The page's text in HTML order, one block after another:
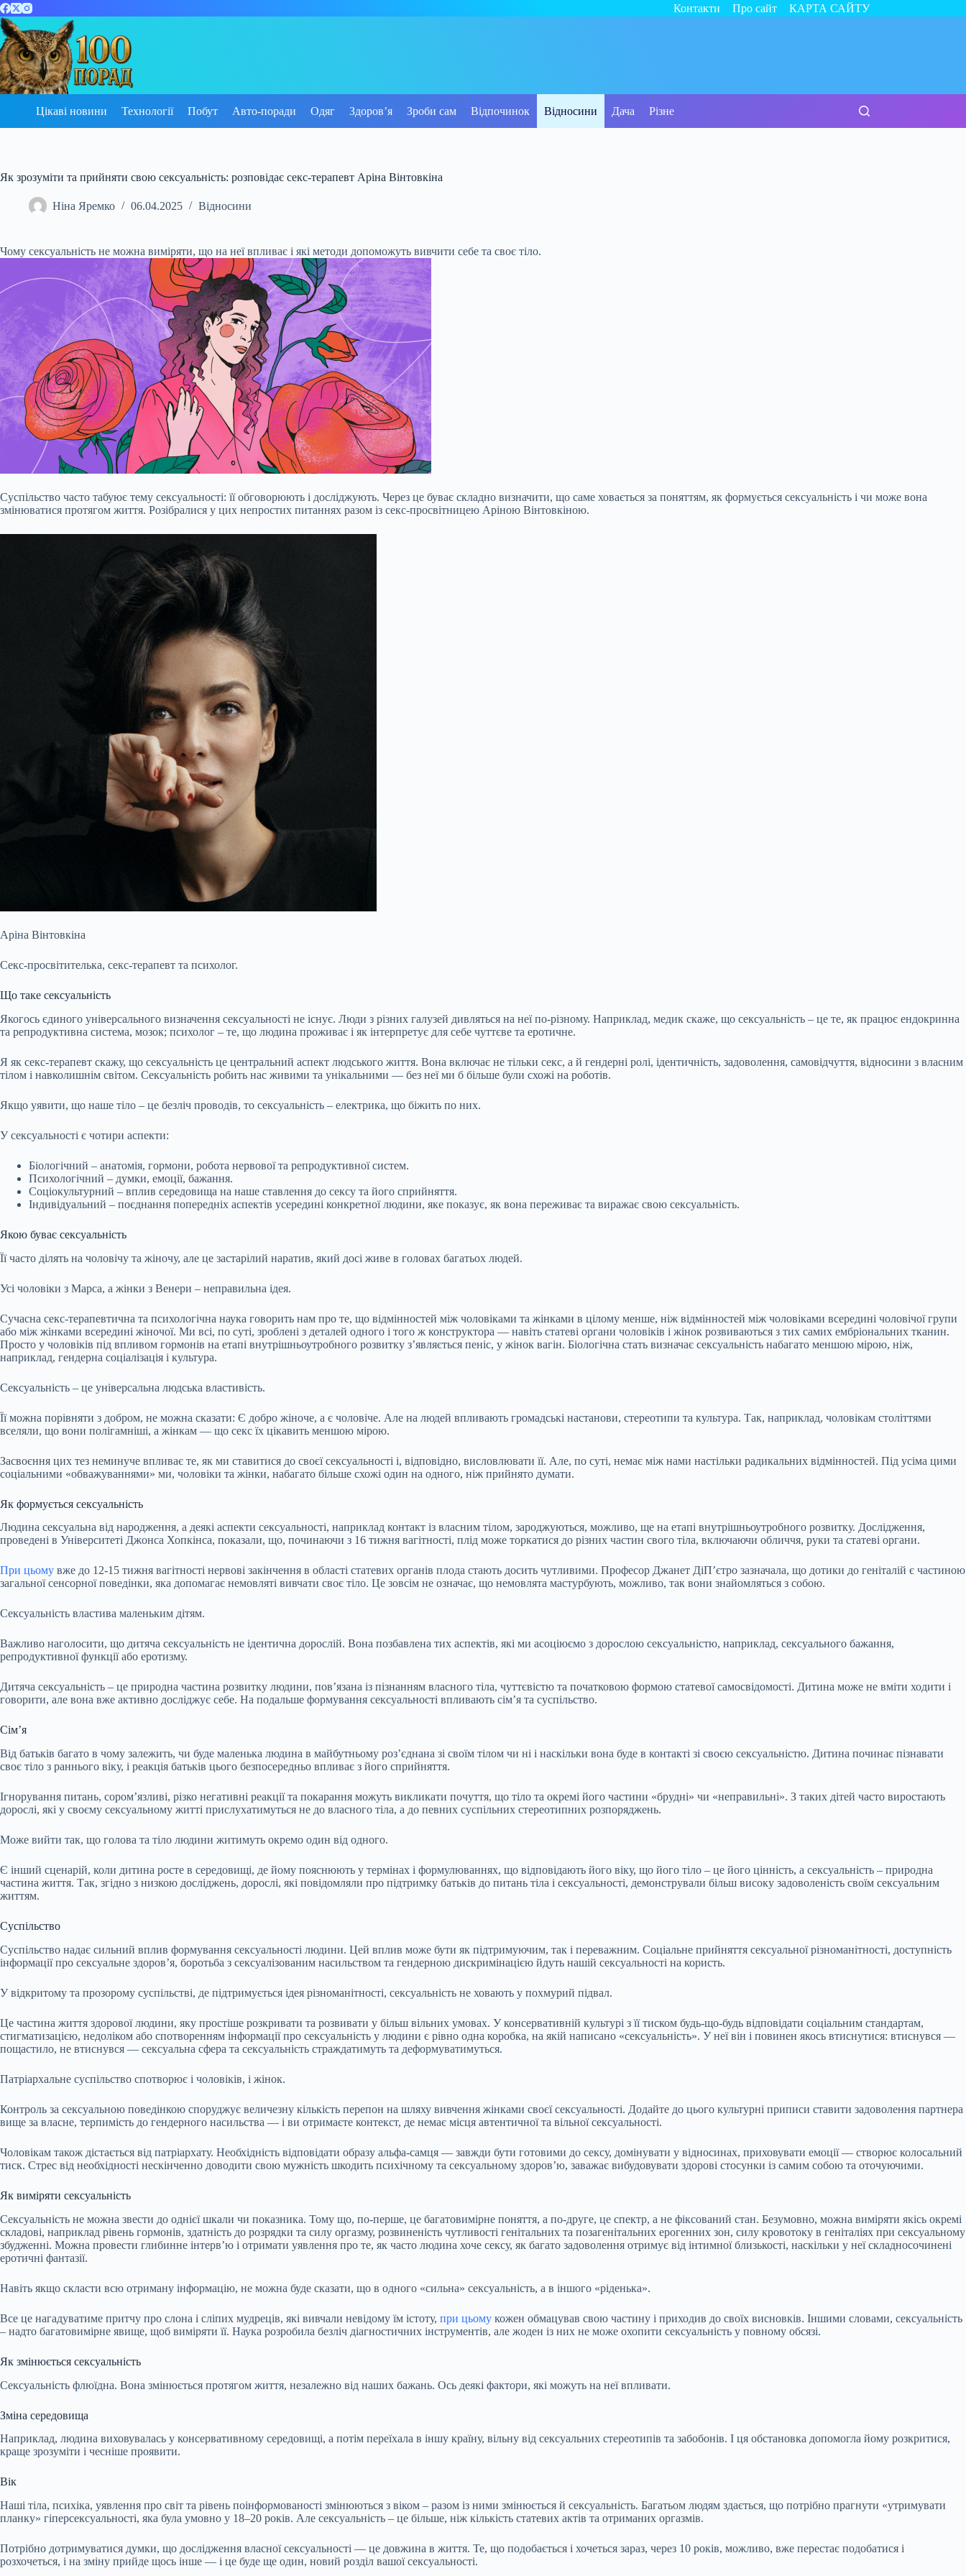
Перейти
до
вмісту
Контакти Про сайт КАРТА САЙТУ
Цікаві новини Технології Побут Авто-поради Одяг Здоров’я Зроби сам Відпочинок Відносини Дача Різне
Як зрозуміти та прийняти свою сексуальність: розповідає секс-терапевт Аріна Вінтовкіна
Ніна Яремко 06.04.2025 Відносини
Чому сексуальність не можна виміряти, що на неї впливає і які методи допоможуть вивчити себе та своє тіло.
Суспільство часто табуює тему сексуальності: її обговорюють і досліджують. Через це буває складно визначити, що саме ховається за поняттям, як формується сексуальність і чи може вона
змінюватися протягом життя. Розібралися у цих непростих питаннях разом із секс-просвітницею Аріною Вінтовкіною.
Аріна Вінтовкіна
Секс-просвітителька, секс-терапевт та психолог.
Що таке сексуальність
Якогось єдиного універсального визначення сексуальності не існує. Люди з різних галузей дивляться на неї по-різному. Наприклад, медик скаже, що сексуальність – це те, як працює ендокринна
та репродуктивна система, мозок; психолог – те, що людина проживає і як інтерпретує для себе чуттєве та еротичне.
Я як секс-терапевт скажу, що сексуальність це центральний аспект людського життя. Вона включає не тільки секс, а й гендерні ролі, ідентичність, задоволення, самовідчуття, відносини з власним
тілом і навколишнім світом. Сексуальність робить нас живими та унікальними — без неї ми б більше були схожі на роботів.
Якщо уявити, що наше тіло – це безліч проводів, то сексуальність – електрика, що біжить по них.
У сексуальності є чотири аспекти:
Біологічний – анатомія, гормони, робота нервової та репродуктивної систем.
Психологічний – думки, емоції, бажання.
Соціокультурний – вплив середовища на наше ставлення до сексу та його сприйняття.
Індивідуальний – поєднання попередніх аспектів усередині конкретної людини, яке показує, як вона переживає та виражає свою сексуальність.
Якою буває сексуальність
Її часто ділять на чоловічу та жіночу, але це застарілий наратив, який досі живе в головах багатьох людей.
Усі чоловіки з Марса, а жінки з Венери – неправильна ідея.
Сучасна секс-терапевтична та психологічна наука говорить нам про те, що відмінностей між чоловіками та жінками в цілому менше, ніж відмінностей між чоловіками всередині чоловічої групи
або між жінками всередині жіночої. Ми всі, по суті, зроблені з деталей одного і того ж конструктора — навіть статеві органи чоловіків і жінок розвиваються з тих самих ембріональних тканин.
Просто у чоловіків під впливом гормонів на етапі внутрішньоутробного розвитку з’являється пеніс, у жінок вагін. Біологічна стать визначає сексуальність набагато меншою мірою, ніж,
наприклад, гендерна соціалізація і культура.
Сексуальність – це універсальна людська властивість.
Її можна порівняти з добром, не можна сказати: Є добро жіноче, а є чоловіче. Але на людей впливають громадські настанови, стереотипи та культура. Так, наприклад, чоловікам століттями
вселяли, що вони полігамніші, а жінкам — що секс їх цікавить меншою мірою.
Засвоєння цих тез неминуче впливає те, як ми ставитися до своєї сексуальності і, відповідно, висловлювати її. Але, по суті, немає між нами настільки радикальних відмінностей. Під усіма цими
соціальними «обважуваннями» ми, чоловіки та жінки, набагато більше схожі один на одного, ніж прийнято думати.
Як формується сексуальність
Людина сексуальна від народження, а деякі аспекти сексуальності, наприклад контакт із власним тілом, зароджуються, можливо, ще на етапі внутрішньоутробного розвитку. Дослідження,
проведені в Університеті Джонса Хопкінса, показали, що, починаючи з 16 тижня вагітності, плід може торкатися до різних частин свого тіла, включаючи обличчя, руки та статеві органи.
При цьому вже до 12-15 тижня вагітності нервові закінчення в області статевих органів плода стають досить чутливими. Професор Джанет ДіП’єтро зазначала, що дотики до геніталій є частиною
загальної сенсорної поведінки, яка допомагає немовляті вивчати своє тіло. Це зовсім не означає, що немовлята мастурбують, можливо, так вони знайомляться з собою.
Сексуальність властива маленьким дітям.
Важливо наголосити, що дитяча сексуальність не ідентична дорослій. Вона позбавлена тих аспектів, які ми асоціюємо з дорослою сексуальністю, наприклад, сексуального бажання,
репродуктивної функції або еротизму.
Дитяча сексуальність – це природна частина розвитку людини, пов’язана із пізнанням власного тіла, чуттєвістю та початковою формою статевої самосвідомості. Дитина може не вміти ходити і
говорити, але вона вже активно досліджує себе. На подальше формування сексуальності впливають сім’я та суспільство.
Сім’я
Від батьків багато в чому залежить, чи буде маленька людина в майбутньому роз’єднана зі своїм тілом чи ні і наскільки вона буде в контакті зі своєю сексуальністю. Дитина починає пізнавати
своє тіло з раннього віку, і реакція батьків цього безпосередньо впливає з його сприйняття.
Ігнорування питань, сором’язливі, різко негативні реакції та покарання можуть викликати почуття, що тіло та окремі його частини «брудні» чи «неправильні». З таких дітей часто виростають
дорослі, які у своєму сексуальному житті прислухатимуться не до власного тіла, а до певних суспільних стереотипних розпоряджень.
Може вийти так, що голова та тіло людини житимуть окремо один від одного.
Є інший сценарій, коли дитина росте в середовищі, де йому пояснюють у термінах і формулюваннях, що відповідають його віку, що його тіло – це його цінність, а сексуальність – природна
частина життя. Так, згідно з низкою досліджень, дорослі, які повідомляли про підтримку батьків до питань тіла і сексуальності, демонстрували більш високу задоволеність своїм сексуальним
життям.
Суспільство
Суспільство надає сильний вплив формування сексуальності людини. Цей вплив може бути як підтримуючим, так і переважним. Соціальне прийняття сексуальної різноманітності, доступність
інформації про сексуальне здоров’я, боротьба з сексуалізованим насильством та гендерною дискримінацією йдуть нашій сексуальності на користь.
У відкритому та прозорому суспільстві, де підтримується ідея різноманітності, сексуальність не ховають у похмурий підвал.
Це частина життя здорової людини, яку простіше розкривати та розвивати у більш вільних умовах. У консервативній культурі з її тиском будь-що-будь відповідати соціальним стандартам,
стигматизацією, недоліком або спотворенням інформації про сексуальність у людини є рівно одна коробка, на якій написано «сексуальність». У неї він і повинен якось втиснутися: втиснувся —
пощастило, не втиснувся — сексуальна сфера та сексуальність страждатимуть та деформуватимуться.
Патріархальне суспільство спотворює і чоловіків, і жінок.
Контроль за сексуальною поведінкою споруджує величезну кількість перепон на шляху вивчення жінками своєї сексуальності. Додайте до цього культурні приписи ставити задоволення партнера
вище за власне, терпимість до гендерного насильства — і ви отримаєте контекст, де немає місця автентичної та вільної сексуальності.
Чоловікам також дістається від патріархату. Необхідність відповідати образу альфа-самця — завжди бути готовими до сексу, домінувати у відносинах, приховувати емоції — створює колосальний
тиск. Стрес від необхідності нескінченно доводити свою мужність шкодить психічному та сексуальному здоров’ю, заважає вибудовувати здорові стосунки із самим собою та оточуючими.
Як виміряти сексуальність
Сексуальність не можна звести до однієї шкали чи показника. Тому що, по-перше, це багатовимірне поняття, а по-друге, це спектр, а не фіксований стан. Безумовно, можна виміряти якісь окремі
складові, наприклад рівень гормонів, здатність до розрядки та силу оргазму, розвиненість чутливості генітальних та позагенітальних ерогенних зон, силу кровотоку в геніталіях при сексуальному
збудженні. Можна провести глибинне інтерв’ю і отримати уявлення про те, як часто людина хоче сексу, як багато задоволення отримує від інтимної близькості, наскільки у неї складносочинені
еротичні фантазії.
Навіть якщо скласти всю отриману інформацію, не можна буде сказати, що в одного «сильна» сексуальність, а в іншого «ріденька».
Все це нагадуватиме притчу про слона і сліпих мудреців, які вивчали невідому їм істоту, при цьому кожен обмацував свою частину і приходив до своїх висновків. Іншими словами, сексуальність
– надто багатовимірне явище, щоб виміряти її. Наука розробила безліч діагностичних інструментів, але жоден із них не може охопити сексуальність у повному обсязі.
Як змінюється сексуальність
Сексуальність флюїдна. Вона змінюється протягом життя, незалежно від наших бажань. Ось деякі фактори, які можуть на неї впливати.
Зміна середовища
Наприклад, людина виховувалась у консервативному середовищі, а потім переїхала в іншу країну, вільну від сексуальних стереотипів та забобонів. І ця обстановка допомогла йому розкритися,
краще зрозуміти і чесніше проявити.
Вік
Наші тіла, психіка, уявлення про світ та рівень поінформованості змінюються з віком – разом із ними змінюється й сексуальність. Багатьом людям здається, що потрібно прагнути «утримувати
планку» гіперсексуальності, яка була умовно у 18–20 років. Але сексуальність – це більше, ніж кількість статевих актів та отриманих оргазмів.
Потрібно дотримуватися думки, що дослідження власної сексуальності — це довжина в життя. Те, що подобається і хочеться зараз, через 10 років, можливо, вже перестає подобатися і
розхочеться, і на зміну прийде щось інше — і це буде ще один, новий розділ вашої сексуальності.